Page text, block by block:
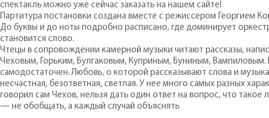
спектакль можно уже сейчас заказать на нашем сайте!
Партитура постановки создана вместе с режиссером Георгием
До буквы и до ноты подробно расписано, где доминирует
становится слово.
Чтецы в сопровождении камерной музыки читают рассказы,
Чеховым, Горьким, Булгаковым, Куприным, Буниным,
самодостаточен. Любовь, о которой рассказывают слова и
несчастная, безответная, светлая. У нее много самых разных
говорил сам Чехов, нельзя дать один ответ на вопрос, что
— не обобщать, а каждый случай объяснять